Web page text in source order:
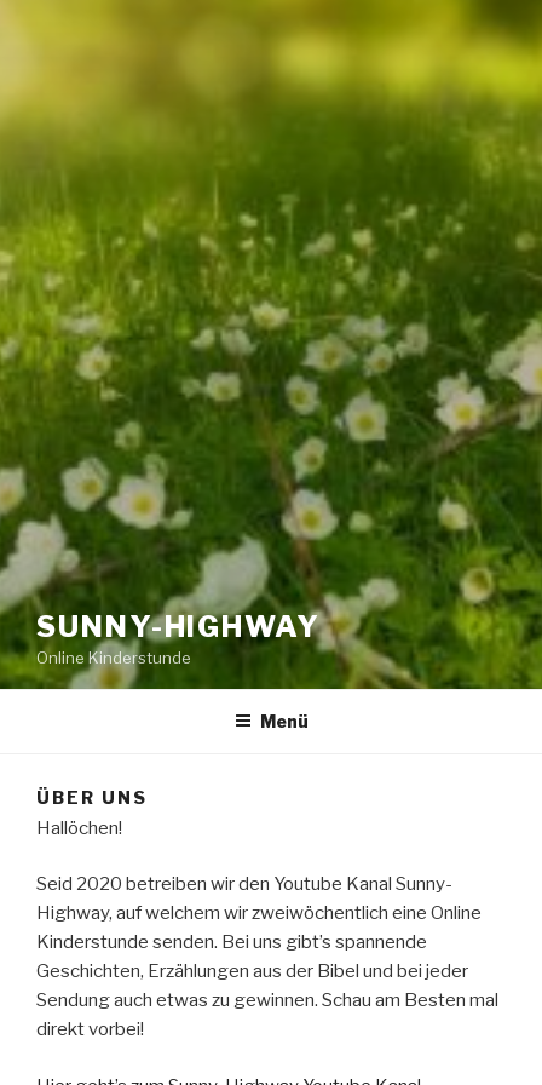
SUNNY-HIGHWAY
Online Kinderstunde
Menü
ÜBER UNS
Hallöchen!
Seid 2020 betreiben wir den Youtube Kanal Sunny-
Highway, auf welchem wir zweiwöchentlich eine Online
Kinderstunde senden. Bei uns gibt’s spannende
Geschichten, Erzählungen aus der Bibel und bei jeder
Sendung auch etwas zu gewinnen. Schau am Besten mal
direkt vorbei!